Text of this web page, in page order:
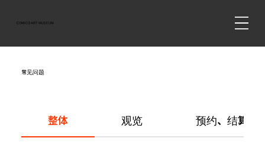
COMICO ART MUSEUM
常见问题
整体 观览 预约、结算